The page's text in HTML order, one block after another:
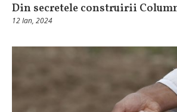
Din secretele construirii
12 Ian, 2024